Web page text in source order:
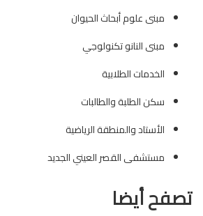
مبنى علوم أبحاث الحيوان
مبنى النانو تكنولوجي
الخدمات الطلابية
سكن الطلبة والطالبات
الأستاد والمنطقة الرياضية
مستشفى القصر العيني الجديد
تصفح أيضا